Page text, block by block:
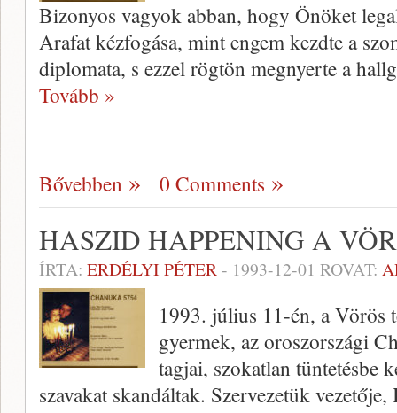
Bizonyos vagyok abban, hogy Önöket
Arafat kézfogása, mint engem kezdte a
diplomata, s ezzel rögtön megnyerte a
Tovább »
Bővebben 0 Comments
HASZID HAPPENING A
ÍRTA: ERDÉLYI PÉTER- 1993-12-01 ROVAT:
1993. július 11-én, a Vörös
gyermek, az oroszországi
tagjai, szokatlan tüntetésbe
szavakat skandáltak. Szervezetük